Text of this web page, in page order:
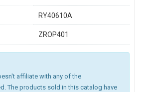
RY40610A
ZROP401
affiliate with any of the
The products sold in this catalog have